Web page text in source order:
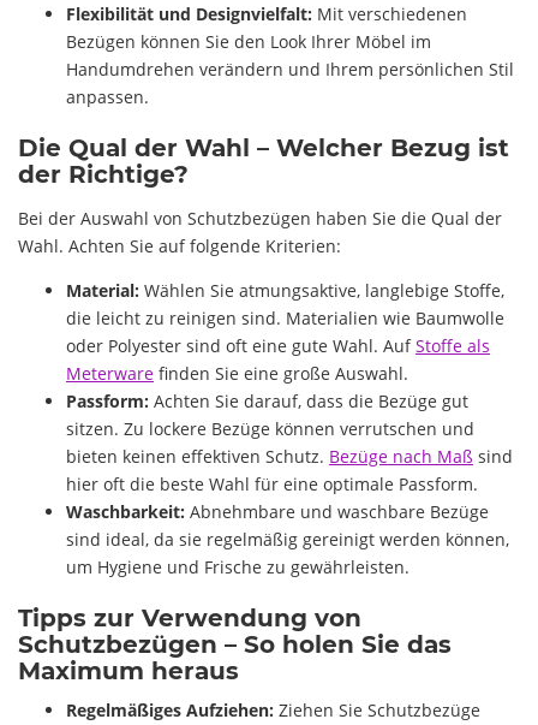
Flexibilität und Designvielfalt: Mit verschiedenen
Bezügen können Sie den Look Ihrer Möbel im
Handumdrehen verändern und Ihrem persönlichen Stil
anpassen.
Die Qual der Wahl – Welcher Bezug ist
der Richtige?
Bei der Auswahl von Schutzbezügen haben Sie die Qual der
Wahl. Achten Sie auf folgende Kriterien:
Material: Wählen Sie atmungsaktive, langlebige Stoffe,
die leicht zu reinigen sind. Materialien wie Baumwolle
oder Polyester sind oft eine gute Wahl. AufStoffe als
Meterware finden Sie eine große Auswahl.
Passform: Achten Sie darauf, dass die Bezüge gut
sitzen. Zu lockere Bezüge können verrutschen und
bieten keinen effektiven Schutz. Bezüge nach Maß sind
hier oft die beste Wahl für eine optimale Passform.
Waschbarkeit: Abnehmbare und waschbare Bezüge
sind ideal, da sie regelmäßig gereinigt werden können,
um Hygiene und Frische zu gewährleisten.
Tipps zur Verwendung von
Schutzbezügen – So holen Sie das
Maximum heraus
Regelmäßiges Aufziehen: Ziehen Sie Schutzbezüge